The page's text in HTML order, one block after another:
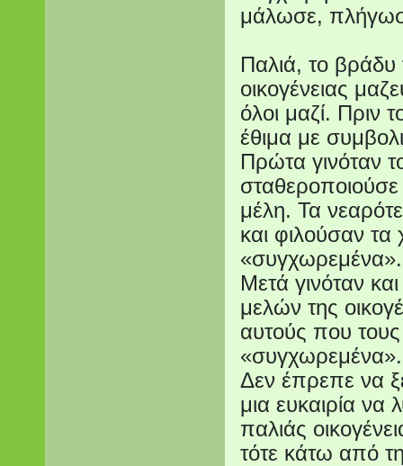
μάλωσε,
Παλιά, το βράδυ
οικογένειας
όλοι μαζί. Πριν
έθιμα με
Πρώτα γινόταν
μέλη. Τα
και φιλούσαν τα
«συγχωρεμένα».
Μετά γινόταν
μελών της
αυτούς που τους
«συγχωρεμένα».
Δεν έπρεπε να
μια ευκαιρία να
παλιάς
τότε κάτω από